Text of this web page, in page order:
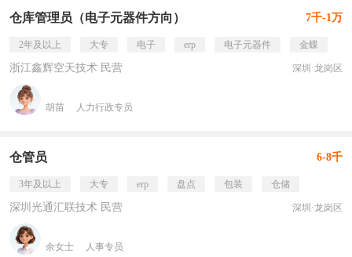
仓库管理员（电子元器件方向） 7千-1万
2年及以上 大专 电子 erp 电子元器件 金蝶
浙江鑫辉空天技术 民营 深圳·龙岗区
胡苗 人力行政专员
仓管员 6-8千
3年及以上 大专 erp 盘点 包装 仓储
深圳光通汇联技术 民营 深圳·龙岗区
余女士 人事专员